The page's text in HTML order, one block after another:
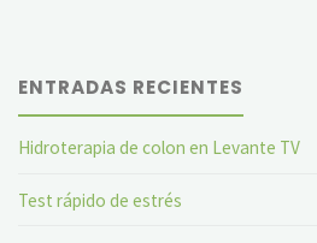
ENTRADAS RECIENTES
Hidroterapia de colon en Levante TV
Test rápido de estrés